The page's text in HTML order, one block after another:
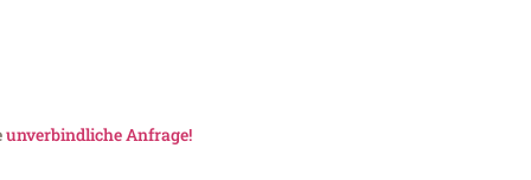
unverbindliche Anfrage!